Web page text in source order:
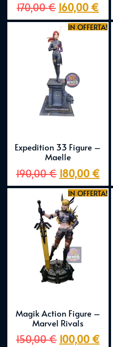
170,00€ 160,00 €
IN OFFERTA!
Expedition 33 Figure –
Maelle
190,00€ 180,00 €
IN OFFERTA!
Magik Action Figure –
Marvel Rivals
150,00€ 100,00 €